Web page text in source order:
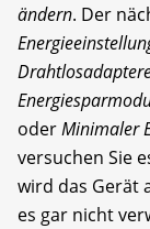
ändern. Der
oderMinimaler
versuchen Sie
wird das Gerät
es gar nicht